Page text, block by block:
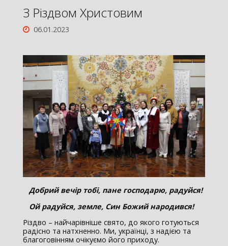
З Різдвом Христовим
06.01.2023
Добрий вечір тобі, пане господарю, радуйся!
Ой радуйся, земле, Син Божий народився!
Різдво – найчарівніше свято, до якого готуються
радісно та натхненно. Ми, українці, з надією та
благоговінням очікуємо його приходу.